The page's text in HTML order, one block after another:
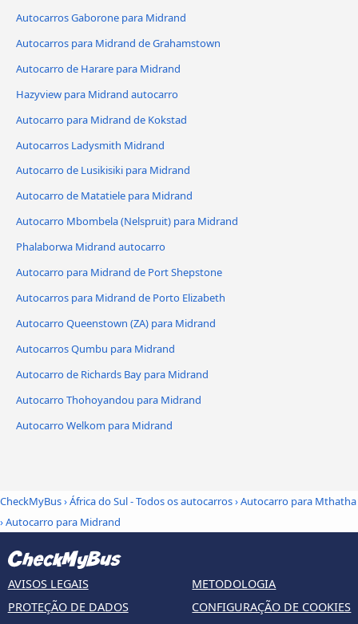
Autocarros Gaborone para Midrand
Autocarros para Midrand de Grahamstown
Autocarro de Harare para Midrand
Hazyview para Midrand autocarro
Autocarro para Midrand de Kokstad
Autocarros Ladysmith Midrand
Autocarro de Lusikisiki para Midrand
Autocarro de Matatiele para Midrand
Autocarro Mbombela (Nelspruit) para Midrand
Phalaborwa Midrand autocarro
Autocarro para Midrand de Port Shepstone
Autocarros para Midrand de Porto Elizabeth
Autocarro Queenstown (ZA) para Midrand
Autocarros Qumbu para Midrand
Autocarro de Richards Bay para Midrand
Autocarro Thohoyandou para Midrand
Autocarro Welkom para Midrand
CheckMyBus›África do Sul - Todos os autocarros›Autocarro para Mthatha
›Autocarro para Midrand
AVISOS LEGAIS
PROTEÇÃO DE DADOS
METODOLOGIA
CONFIGURAÇÃO DE COOKIES